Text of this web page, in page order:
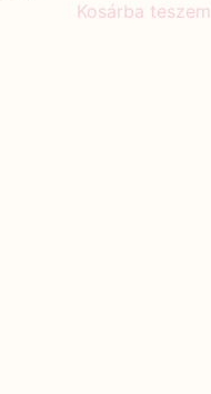
Kosárba teszem